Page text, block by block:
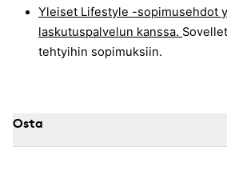
Yleiset Lifestyle -sopimusehdot
laskutuspalvelun kanssa.
tehtyihin sopimuksiin.
Osta